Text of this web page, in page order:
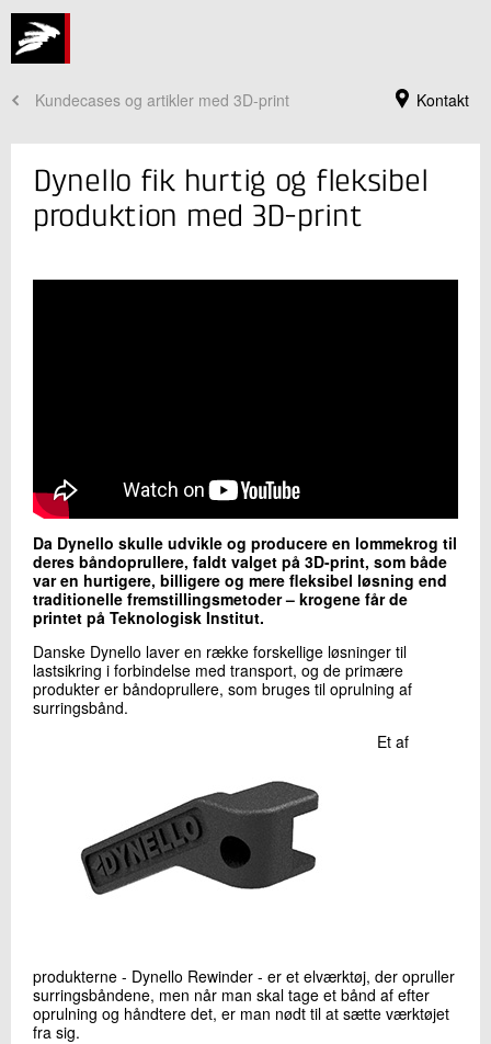
Kontakt
Kundecases og artikler med 3D-print
Industriel 3D print
+45 72 20 20 58
LinkedIn
Skriv til mig
Send
Dynello fik hurtig og fleksibel
produktion med 3D-print
Da Dynello skulle udvikle og producere en lommekrog til
deres båndoprullere, faldt valget på 3D-print, som både
var en hurtigere, billigere og mere fleksibel løsning end
traditionelle fremstillingsmetoder – krogene får de
printet på Teknologisk Institut.
Danske Dynello laver en række forskellige løsninger til
lastsikring i forbindelse med transport, og de primære
produkter er båndoprullere, som bruges til oprulning af
surringsbånd.
Et af
produkterne - Dynello Rewinder - er et elværktøj, der opruller
surringsbåndene, men når man skal tage et bånd af efter
oprulning og håndtere det, er man nødt til at sætte værktøjet
fra sig.